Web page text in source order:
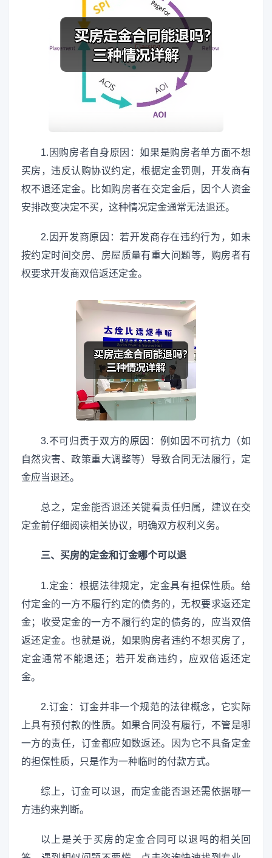
1.因购房者自身原因：如果是购房者单方面不想
买房，违反认购协议约定，根据定金罚则，开发商有
权不退还定金。比如购房者在交定金后，因个人资金
安排改变决定不买，这种情况定金通常无法退还。
2.因开发商原因：若开发商存在违约行为，如未
按约定时间交房、房屋质量有重大问题等，购房者有
权要求开发商双倍返还定金。
3.不可归责于双方的原因：例如因不可抗力（如
自然灾害、政策重大调整等）导致合同无法履行，定
金应当退还。
总之，定金能否退还关键看责任归属，建议在交
定金前仔细阅读相关协议，明确双方权利义务。
三、买房的定金和订金哪个可以退
1.定金：根据法律规定，定金具有担保性质。给
付定金的一方不履行约定的债务的，无权要求返还定
金；收受定金的一方不履行约定的债务的，应当双倍
返还定金。也就是说，如果购房者违约不想买房了，
定金通常不能退还；若开发商违约，应双倍返还定
金。
2.订金：订金并非一个规范的法律概念，它实际
上具有预付款的性质。如果合同没有履行，不管是哪
一方的责任，订金都应如数返还。因为它不具备定金
的担保性质，只是作为一种临时的付款方式。
综上，订金可以退，而定金能否退还需依据哪一
方违约来判断。
以上是关于买房的定金合同可以退吗的相关回